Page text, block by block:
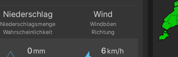
Niederschlag
Niederschlagsmenge
Wahrscheinlichkeit
Wind
Windböen
Richtung
0 mm 6 km/h